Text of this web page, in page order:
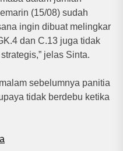
(15/08) sudah
ingin dibuat melingkar
dan C.13 juga tidak
jelas Sinta.
sebelumnya panitia
tidak berdebu ketika